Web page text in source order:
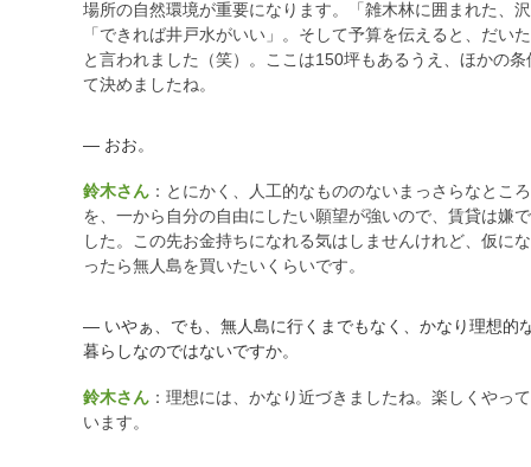
場所の自然環境が重要になります。「雑木林に囲まれた、
「できれば井戸水がいい」。そして予算を伝えると、だい
と言われました（笑）。ここは150坪もあるうえ、ほかの
て決めましたね。
― おお。
鈴木さん ：とにかく、人工的なもののないまっさらなところ
を、一から自分の自由にしたい願望が強いので、賃貸は嫌で
した。この先お金持ちになれる気はしませんけれど、仮にな
ったら無人島を買いたいくらいです。
― いやぁ、でも、無人島に行くまでもなく、かなり理想的
暮らしなのではないですか。
鈴木さん ：理想には、かなり近づきましたね。楽しくやって
います。